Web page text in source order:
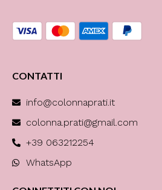
CONTATTI
info@colonnaprati.it
colonna.prati@gmail.com
+39 063212254
WhatsApp